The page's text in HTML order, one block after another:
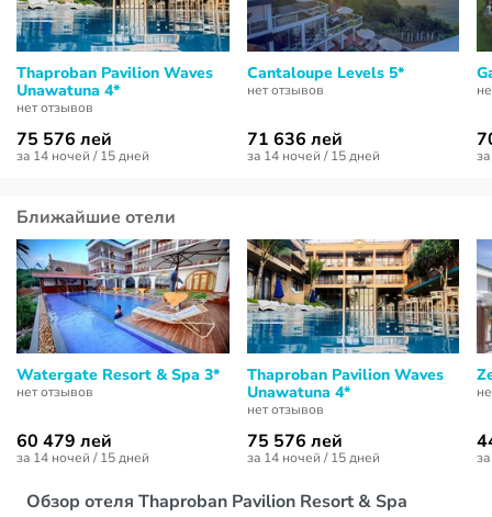
Обзор отеля Thaproban Pavilion Resort & Spa
Thaproban Pavilion Waves
Unawatuna 4*
нет отзывов
75 576 лей
за 14 ночей / 15 дней
Cantaloupe Levels 5*
нет отзывов
71 636 лей
за 14 ночей / 15 дней
Ближайшие отели
Watergate Resort & Spa 3*
нет отзывов
60 479 лей
за 14 ночей / 15 дней
Thaproban Pavilion Waves
Unawatuna 4*
нет отзывов
75 576 лей
за 14 ночей / 15 дней